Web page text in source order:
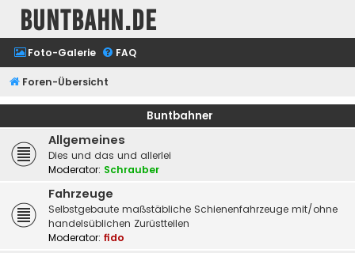
buntbahn.de
Foto-Galerie FAQ
Foren-Übersicht
Buntbahner
Allgemeines
Dies und das und allerlei
Moderator: Schrauber
Fahrzeuge
Selbstgebaute maßstäbliche Schienenfahrzeuge mit/ohne
handelsüblichen Zurüstteilen
Moderator: fido